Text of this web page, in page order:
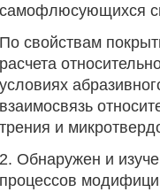
самофлюсующихся
По свойствам
расчета
условиях
взаимосвязь
трения и
2. Обнаружен и
процессов